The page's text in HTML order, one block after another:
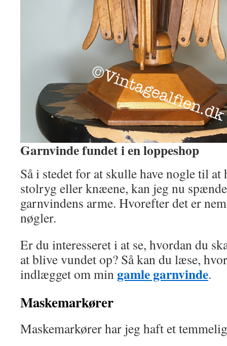
Garnvinde fundet i en loppeshop
Så i stedet for at skulle have nogle til at
stolryg eller knæene, kan jeg nu
garnvindens arme. Hvorefter det er
nøgler.
Er du interesseret i at se, hvordan du
at blive vundet op? Så kan du læse,
indlægget om min gamle garnvinde.
Maskemarkører
Maskemarkører har jeg haft et